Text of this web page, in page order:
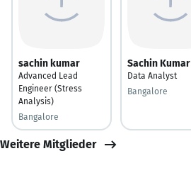
sachin kumar
Advanced Lead
Engineer (Stress
Analysis)
Bangalore
Sachin Kumar
Data Analyst
Bangalore
Weitere Mitglieder